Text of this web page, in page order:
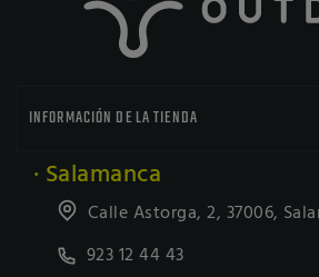
INFORMACIÓN DE LA TIENDA
· Salamanca
Calle Astorga, 2, 37006,
923 12 44 43